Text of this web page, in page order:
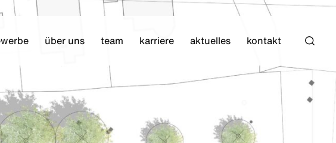
über uns team karriere aktuelles kontakt